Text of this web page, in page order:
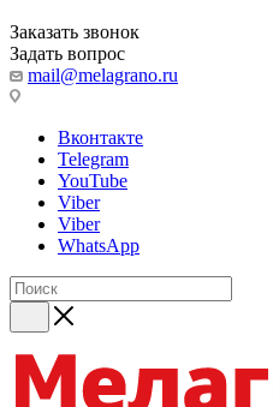
Заказать звонок
Задать вопрос
mail@melagrano.ru
Вконтакте
Telegram
YouTube
Viber
Viber
WhatsApp